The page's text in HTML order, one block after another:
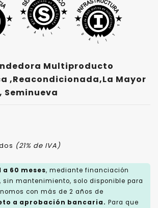
Multiproducto
,reacondicionada,la Mayor
Seminueva
(21% de IVA)
60 meses, mediante financiación
sin mantenimiento, solo disponible para
con más de 2 años de
a aprobación bancaria. Para que